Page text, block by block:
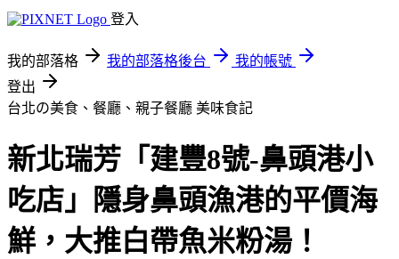
登入
我的部落格 我的部落格後台
我的帳號
登出
台北の美食、餐廳、親子餐廳 美味食記
新北瑞芳「建豐8號-鼻頭港小
吃店」隱身鼻頭漁港的平價海
鮮，大推白帶魚米粉湯！